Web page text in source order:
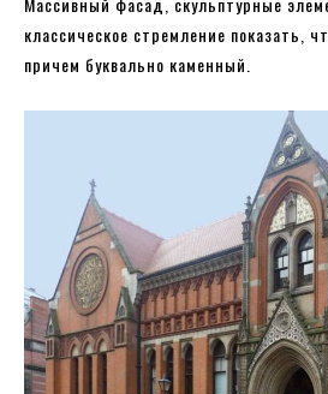
классическое стремление показать,
причем буквально каменный.